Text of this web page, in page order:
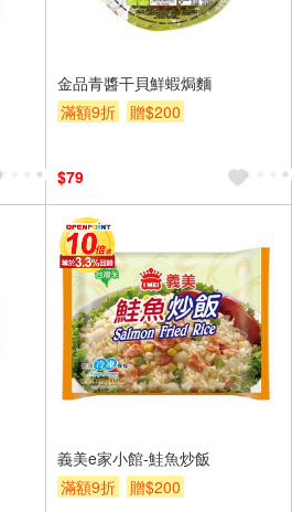
金品青醬干貝鮮蝦焗麵
滿額9折
贈$200
$79
義美e家小館-鮭魚炒飯
滿額9折
贈$200